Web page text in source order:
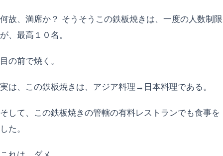
何故、満席か？ そうそうこの鉄板焼きは、一度の人数制限
が、最高１０名。
目の前で焼く。
実は、この鉄板焼きは、アジア料理→日本料理である。
そして、この鉄板焼きの管轄の有料レストランでも食事を
した。